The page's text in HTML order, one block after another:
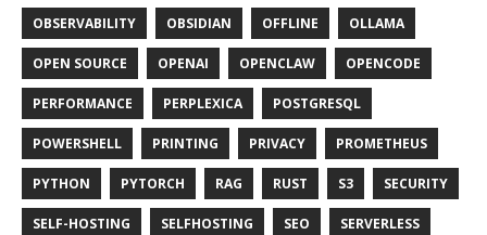
OBSERVABILITY OBSIDIAN OFFLINE OLLAMA
OPEN SOURCE OPENAI OPENCLAW OPENCODE
PERFORMANCE PERPLEXICA POSTGRESQL
POWERSHELL PRINTING PRIVACY PROMETHEUS
PYTHON PYTORCH RAG RUST S3 SECURITY
SELF-HOSTING SELFHOSTING SEO SERVERLESS